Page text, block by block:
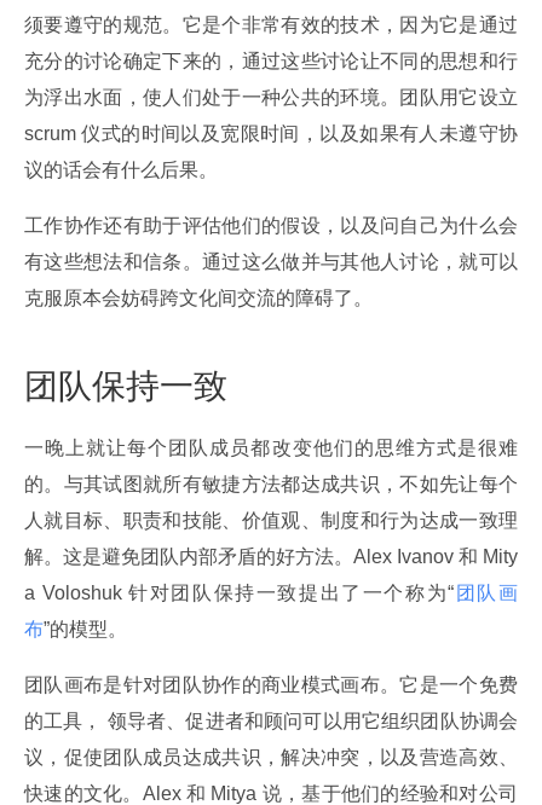
须要遵守的规范。它是个非常有效的技术，因为它是通过
充分的讨论确定下来的，通过这些讨论让不同的思想和行
为浮出水面，使人们处于一种公共的环境。团队用它设立
scrum 仪式的时间以及宽限时间，以及如果有人未遵守协
议的话会有什么后果。
工作协作还有助于评估他们的假设，以及问自己为什么会
有这些想法和信条。通过这么做并与其他人讨论，就可以
克服原本会妨碍跨文化间交流的障碍了。
团队保持一致
一晚上就让每个团队成员都改变他们的思维方式是很难
的。与其试图就所有敏捷方法都达成共识，不如先让每个
人就目标、职责和技能、价值观、制度和行为达成一致理
解。这是避免团队内部矛盾的好方法。Alex Ivanov 和 Mity
a Voloshuk 针对团队保持一致提出了一个称为“ 团队画
布”的模型。
团队画布是针对团队协作的商业模式画布。它是一个免费
的工具， 领导者、促进者和顾问可以用它组织团队协调会
议，促使团队成员达成共识，解决冲突，以及营造高效、
快速的文化。Alex 和 Mitya 说，基于他们的经验和对公司